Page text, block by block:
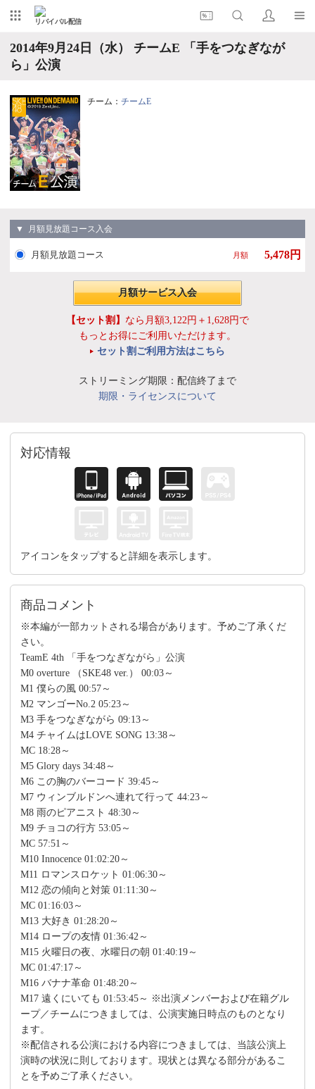
リバイバル配信
2014年9月24日（水） チームE 「手をつなぎなが
ら」公演
チーム： チームE
▼ 月額見放題コース入会
月額見放題コース 月額 5,478円
月額サービス入会
【セット割】 なら月額3,122円＋1,628円で
もっとお得にご利用いただけます。
セット割ご利用方法はこちら
ストリーミング期限：配信終了まで
期限・ライセンスについて
対応情報
アイコンをタップすると詳細を表示します。
商品コメント
※本編が一部カットされる場合があります。予めご了承くだ
さい。
TeamE 4th 「手をつなぎながら」公演
M0 overture （SKE48 ver.） 00:03～
M1 僕らの風 00:57～
M2 マンゴーNo.2 05:23～
M3 手をつなぎながら 09:13～
M4 チャイムはLOVE SONG 13:38～
MC 18:28～
M5 Glory days 34:48～
M6 この胸のバーコード 39:45～
M7 ウィンブルドンへ連れて行って 44:23～
M8 雨のピアニスト 48:30～
M9 チョコの行方 53:05～
MC 57:51～
M10 Innocence 01:02:20～
M11 ロマンスロケット 01:06:30～
M12 恋の傾向と対策 01:11:30～
MC 01:16:03～
M13 大好き 01:28:20～
M14 ロープの友情 01:36:42～
M15 火曜日の夜、水曜日の朝 01:40:19～
MC 01:47:17～
M16 バナナ革命 01:48:20～
M17 遠くにいても 01:53:45～ ※出演メンバーおよび在籍グル
ープ／チームにつきましては、公演実施日時点のものとなり
ます。
※配信される公演における内容につきましては、当該公演上
演時の状況に則しております。現状とは異なる部分があるこ
とを予めご了承ください。